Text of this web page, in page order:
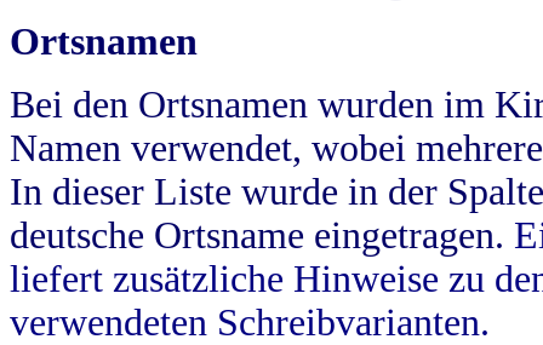
Ortsnamen
Bei den Ortsnamen wurden im
Namen verwendet, wobei
In dieser Liste wurde in der
deutsche Ortsname eingetragen.
liefert zusätzliche Hinweise zu
verwendeten Schreibvarianten.